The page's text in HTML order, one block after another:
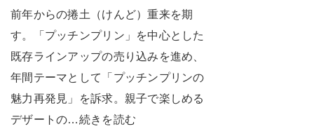
前年からの捲土（けんど）重来を期
す。「プッチンプリン」を中心とした
既存ラインアップの売り込みを進め、
年間テーマとして「プッチンプリンの
魅力再発見」を訴求。親子で楽しめる
デザートの…続きを読む